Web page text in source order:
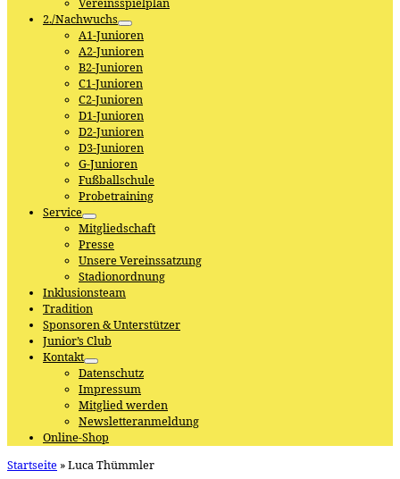
Vereinsspielplan
2./Nachwuchs
A1-Junioren
A2-Junioren
B2-Junioren
C1-Junioren
C2-Junioren
D1-Junioren
D2-Junioren
D3-Junioren
G-Junioren
Fußballschule
Probetraining
Service
Mitgliedschaft
Presse
Unsere Vereinssatzung
Stadionordnung
Inklusionsteam
Tradition
Sponsoren & Unterstützer
Junior’s Club
Kontakt
Datenschutz
Impressum
Mitglied werden
Newsletteranmeldung
Online-Shop
Startseite »Luca Thümmler